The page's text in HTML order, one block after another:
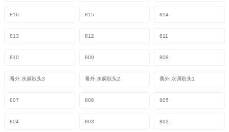
816 815 814
813 812 811
810 809 808
番外 水调歌头3 番外 水调歌头2 番外 水调歌头1
807 806 805
804 803 802